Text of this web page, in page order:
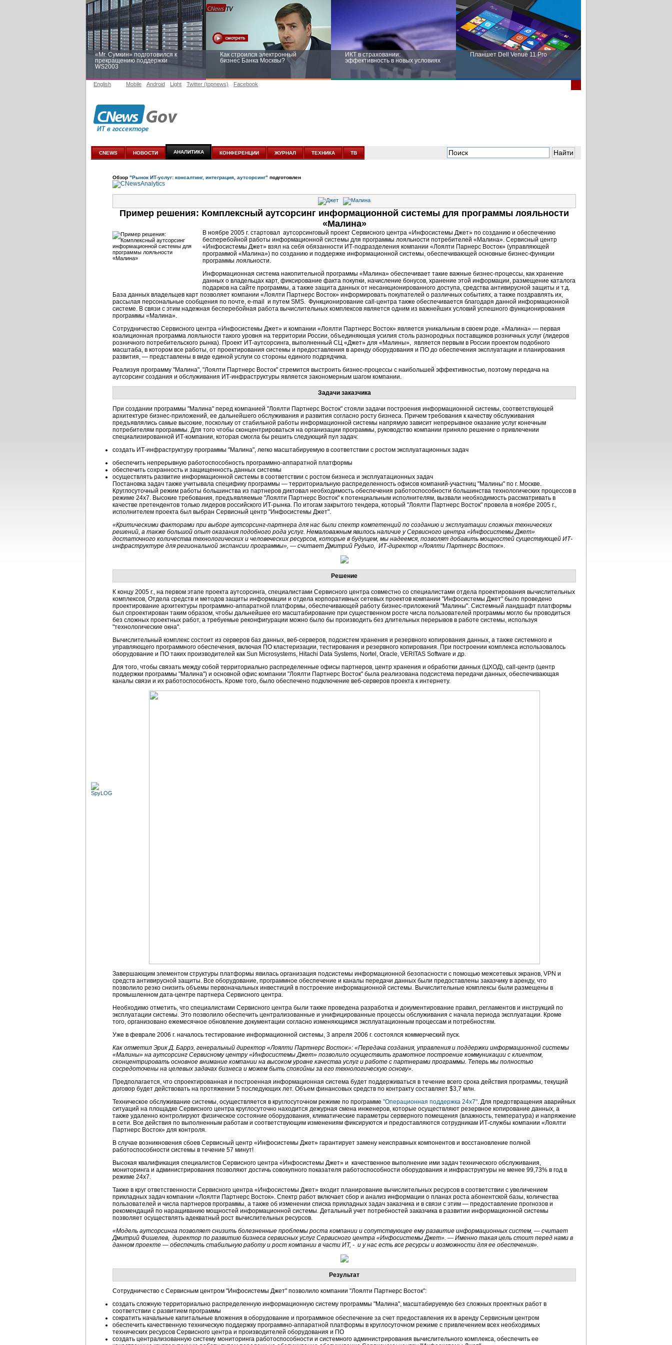
«Mr. Сумкин» подготовился к
прекращению поддержки
WS2003
Как строился электронный
бизнес Банка Москвы?
ИКТ в страховании:
эффективность в новых условиях
Планшет Dell Venue 11 Pro
Заоблачная оптимизация: как
аналитике
новых условиях
English Mobile Android Light Twitter (topnews) Facebook
CNEWS НОВОСТИ АНАЛИТИКА КОНФЕРЕНЦИИ ЖУРНАЛ ТЕХНИКА ТВ
Обзор "Рынок ИТ-услуг: консалтинг, интеграция, аутсорсинг" подготовлен
Пример решения: Комплексный аутсорсинг информационной системы для программы лояльности
«Малина»
В ноябре 2005 г. стартовал аутсорсинговый проект Сервисного центра «Инфосистемы Джет» по созданию и обеспечению
бесперебойной работы информационной системы для программы лояльности потребителей «Малина». Сервисный центр
«Инфосистемы Джет» взял на себя обязанности ИТ-подразделения компании «Лоялти Парнерс Восток» (управляющей
программой «Малина») по созданию и поддержке информационной системы, обеспечивающей основные бизнес-функции
программы лояльности.
Информационная система накопительной программы «Малина» обеспечивает такие важные бизнес-процессы, как хранение
данных о владельцах карт, фиксирование факта покупки, начисление бонусов, хранение этой информации, размещение каталога
подарков на сайте программы, а также защита данных от несанкционированного доступа, средства антивирусной защиты и т.д.
База данных владельцев карт позволяет компании «Лоялти Партнерс Восток» информировать покупателей о различных событиях, а также поздравлять их,
рассылая персональные сообщения по почте, e-mail и путем SMS. Функционирование call-центра также обеспечивается благодаря данной информационной
системе. В связи с этим надежная бесперебойная работа вычислительных комплексов является одним из важнейших условий успешного функционирования
программы «Малина».
Сотрудничество Сервисного центра «Инфосистемы Джет» и компании «Лоялти Партнерс Восток» является уникальным в своем роде. «Малина» — первая
коалиционная программа лояльности такого уровня на территории России, объединяющая усилия столь разнородных поставщиков розничных услуг (лидеров
розничного потребительского рынка). Проект ИТ-аутсорсинга, выполненный СЦ «Джет» для «Малины», является первым в России проектом подобного
масштаба, в котором все работы, от проектирования системы и предоставления в аренду оборудования и ПО до обеспечения эксплуатации и планирования
развития, — представлены в виде единой услуги со стороны единого подрядчика.
Реализуя программу "Малина", "Лоялти Партнерс Восток" стремится выстроить бизнес-процессы с наибольшей эффективностью, поэтому передача на
аутсорсинг создания и обслуживания ИТ-инфраструктуры является закономерным шагом компании.
Задачи заказчика
При создании программы "Малина" перед компанией "Лоялти Партнерс Восток" стояли задачи построения информационной системы, соответствующей
архитектуре бизнес-приложений, ее дальнейшего обслуживания и развития согласно росту бизнеса. Причем требования к качеству обслуживания
предъявлялись самые высокие, поскольку от стабильной работы информационной системы напрямую зависит непрерывное оказание услуг конечным
потребителям программы. Для того чтобы сконцентрироваться на организации программы, руководство компании приняло решение о привлечении
специализированной ИТ-компании, которая смогла бы решить следующий пул задач:
создать ИТ-инфраструктуру программы "Малина", легко масштабируемую в соответствии с ростом эксплуатационных задач
обеспечить непрерывную работоспособность программно-аппаратной платформы
обеспечить сохранность и защищенность данных системы
осуществлять развитие информационной системы в соответствии с ростом бизнеса и эксплуатационных задач
Постановка задач также учитывала специфику программы — территориальную распределенность офисов компаний-участниц "Малины" по г. Москве.
Круглосуточный режим работы большинства из партнеров диктовал необходимость обеспечения работоспособности большинства технологических процессов в
режиме 24х7. Высокие требования, предъявляемые "Лоялти Партнерс Восток" к потенциальным исполнителям, вызвали необходимость рассматривать в
качестве претендентов только лидеров российского ИТ-рынка. По итогам закрытого тендера, который "Лоялти Партнерс Восток" провела в ноябре 2005 г.,
исполнителем проекта был выбран Сервисный центр "Инфосистемы Джет".
«Критическими факторами при выборе аутсорсинг-партнера для нас были спектр компетенций по созданию и эксплуатации сложных технических
решений, а также большой опыт оказания подобного рода услуг. Немаловажным явилось наличие у Сервисного центра «Инфосистемы Джет»
достаточного количества технологических и человеческих ресурсов, которые в будущем, мы надеемся, позволят добавить мощностей существующей ИТ-
инфраструктуре для региональной экспансии программы», — считает Дмитрий Рудько, ИТ-директор «Лоялти Партнерс Восток».
Решение
К концу 2005 г., на первом этапе проекта аутсорсинга, специалистами Сервисного центра совместно со специалистами отдела проектирования вычислительных
комплексов, Отдела средств и методов защиты информации и отдела корпоративных сетевых проектов компании "Инфосистемы Джет" было проведено
проектирование архитектуры программно-аппаратной платформы, обеспечивающей работу бизнес-приложений "Малины". Системный ландшафт платформы
был спроектирован таким образом, чтобы дальнейшее его масштабирование при существенном росте числа пользователей программы могло бы проводиться
без сложных проектных работ, а требуемые реконфигурации можно было бы производить без длительных перерывов в работе системы, используя
"технологические окна".
Вычислительный комплекс состоит из серверов баз данных, веб-серверов, подсистем хранения и резервного копирования данных, а также системного и
управляющего программного обеспечения, включая ПО кластеризации, тестирования и резервного копирования. При построении комплекса использовалось
оборудование и ПО таких производителей как Sun Microsystems, Hitachi Data Systems, Nortel, Oracle, VERITAS Software и др.
Для того, чтобы связать между собой территориально распределенные офисы партнеров, центр хранения и обработки данных (ЦХОД), call-центр (центр
поддержки программы "Малина") и основной офис компании "Лоялти Партнерс Восток" была реализована подсистема передачи данных, обеспечивающая
каналы связи и их работоспособность. Кроме того, было обеспечено подключение веб-серверов проекта к интернету.
Завершающим элементом структуры платформы явилась организация подсистемы информационной безопасности с помощью межсетевых экранов, VPN и
средств антивирусной защиты. Все оборудование, программное обеспечение и каналы передачи данных были предоставлены заказчику в аренду, что
позволило резко снизить объемы первоначальных инвестиций в построение информационной системы. Вычислительные комплексы были размещены в
промышленном дата-центре партнера Сервисного центра.
Необходимо отметить, что специалистами Сервисного центра были также проведена разработка и документирование правил, регламентов и инструкций по
эксплуатации системы. Это позволило обеспечить централизованные и унифицированные процессы обслуживания с начала периода эксплуатации. Кроме
того, организовано ежемесячное обновление документации согласно изменяющимся эксплуатационным процессам и потребностям.
Уже в феврале 2006 г. началось тестирование информационной системы, 3 апреля 2006 г. состоялся коммерческий пуск.
Как отметил Эрик Д. Баррэ, генеральный директор «Лоялти Партнерс Восток»: «Передача создания, управления и поддержки информационной системы
«Малины» на аутсорсинг Сервисному центру «Инфосистемы Джет» позволило осуществить грамотное построение коммуникации с клиентом,
сконцентрировать основное внимание компании на высоком уровне качества услуг и работе с партнерами программы. Теперь мы полностью
сосредоточены на целевых задачах бизнеса и можем быть спокойны за его технологическую основу».
Предполагается, что спроектированная и построенная информационная система будет поддерживаться в течение всего срока действия программы, текущий
договор будет действовать на протяжении 5 последующих лет. Объем финансовых средств по контракту составляет $3,7 млн.
Техническое обслуживание системы, осуществляется в круглосуточном режиме по программе "Операционная поддержка 24х7". Для предотвращения аварийных
ситуаций на площадке Сервисного центра круглосуточно находится дежурная смена инженеров, которые осуществляют резервное копирование данных, а
также удаленно контролируют физическое состояние оборудования, климатические параметры серверного помещения (влажность, температура) и напряжение
в сети. Все действия по выполненным работам и соответствующим изменениям фиксируются и предоставляются сотрудникам ИТ-службы компании «Лоялти
Партнерс Восток» для контроля.
В случае возникновения сбоев Сервисный центр «Инфосистемы Джет» гарантирует замену неисправных компонентов и восстановление полной
работоспособности системы в течение 57 минут!
Высокая квалификация специалистов Сервисного центра «Инфосистемы Джет» и качественное выполнение ими задач технического обслуживания,
мониторинга и администрирования позволяют достичь совокупного показателя работоспособности оборудования и инфраструктуры не менее 99,73% в год в
режиме 24х7.
Также в круг ответственности Сервисного центра «Инфосистемы Джет» входит планирование вычислительных ресурсов в соответствии с увеличением
прикладных задач компании «Лоялти Партнерс Восток». Спектр работ включает сбор и анализ информации о планах роста абонентской базы, количества
пользователей и числа партнеров программы, а также об изменении списка прикладных задач заказчика и в связи с этим — предоставление прогнозов и
рекомендаций по наращиванию мощностей информационной системы. Детальный учет потребностей заказчика в развитии информационной системы
позволяет осуществлять адекватный рост вычислительных ресурсов.
«Модель аутсорсинга позволяет снизить болезненные проблемы роста компании и сопутствующее ему развитие информационных систем, — считает
Дмитрий Фишелев, директор по развитию бизнеса сервисных услуг Сервисного центра «Инфосистемы Джет». — Именно такая цель стоит перед нами в
данном проекте — обеспечить стабильную работу и рост компании в части ИТ, - и у нас есть все ресурсы и возможности для ее обеспечения».
Результат
Сотрудничество с Сервисным центром "Инфосистемы Джет" позволило компании "Лоялти Партнерс Восток":
создать сложную территориально распределенную информационную систему программы "Малина", масштабируемую без сложных проектных работ в
соответствии с развитием программы
сократить начальные капитальные вложения в оборудование и программное обеспечение за счет предоставления их в аренду Сервисным центром
обеспечить качественную техническую поддержку программно-аппаратной платформы в круглосуточном режиме с привлечением всех необходимых
технических ресурсов Сервисного центра и производителей оборудования и ПО
создать централизованную систему мониторинга работоспособности и системного администрирования вычислительного комплекса, обеспечить ее